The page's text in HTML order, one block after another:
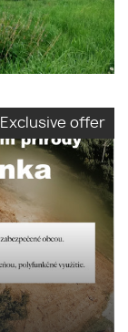
Exclusive offer